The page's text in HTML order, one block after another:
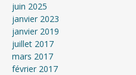
juin 2025
janvier 2023
janvier 2019
juillet 2017
mars 2017
février 2017